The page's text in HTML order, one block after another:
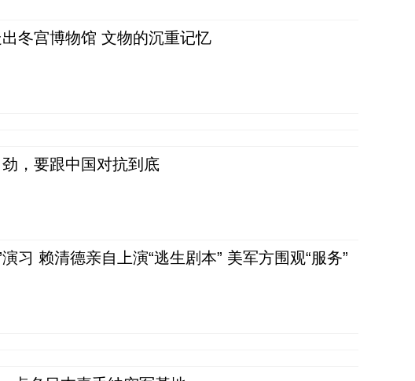
冬宫博物馆 文物的沉重记忆
，要跟中国对抗到底
习 赖清德亲自上演“逃生剧本” 美军方围观“服务”